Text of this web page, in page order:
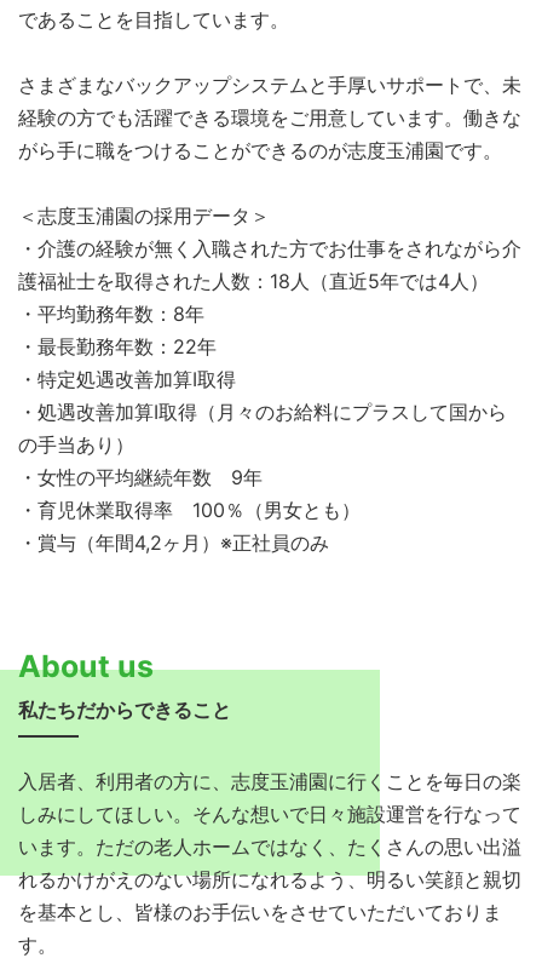
であることを目指しています。
さまざまなバックアップシステムと手厚いサポートで、未
経験の方でも活躍できる環境をご用意しています。働きな
がら手に職をつけることができるのが志度玉浦園です。
＜志度玉浦園の採用データ＞
・介護の経験が無く入職された方でお仕事をされながら介
護福祉士を取得された人数：18人（直近5年では4人）
・平均勤務年数：8年
・最長勤務年数：22年
・特定処遇改善加算Ⅰ取得
・処遇改善加算Ⅰ取得（月々のお給料にプラスして国から
の手当あり）
・女性の平均継続年数 9年
・育児休業取得率 100％（男女とも）
・賞与（年間4,2ヶ月）※正社員のみ
About us
私たちだからできること
入居者、利用者の方に、志度玉浦園に行くことを毎日の楽
しみにしてほしい。そんな想いで日々施設運営を行なって
います。ただの老人ホームではなく、たくさんの思い出溢
れるかけがえのない場所になれるよう、明るい笑顔と親切
を基本とし、皆様のお手伝いをさせていただいておりま
す。